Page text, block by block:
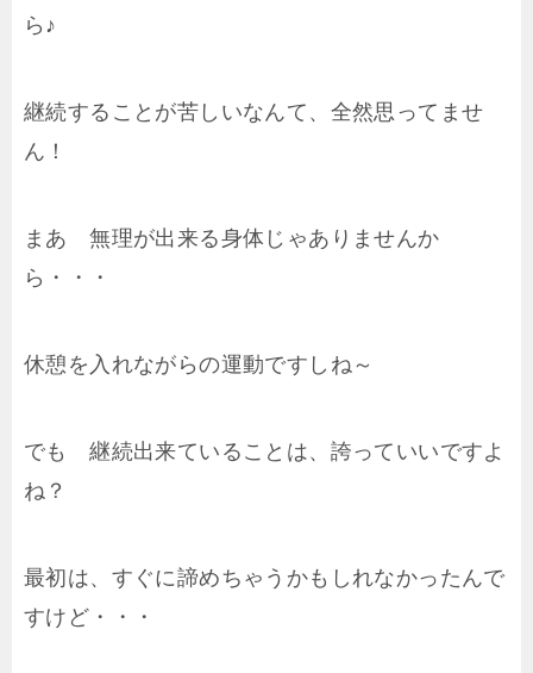
ら♪
継続することが苦しいなんて、全然思ってませ
ん！
まあ 無理が出来る身体じゃありませんか
ら・・・
休憩を入れながらの運動ですしね～
でも 継続出来ていることは、誇っていいですよ
ね？
最初は、すぐに諦めちゃうかもしれなかったんで
すけど・・・